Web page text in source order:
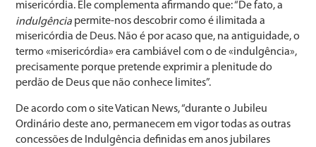
misericórdia. Ele complementa afirmando que: “De fato, a
indulgência permite-nos descobrir como é ilimitada a
misericórdia de Deus. Não é por acaso que, na antiguidade, o
termo «misericórdia» era cambiável com o de «indulgência»,
precisamente porque pretende exprimir a plenitude do
perdão de Deus que não conhece limites”.
De acordo com o site Vatican News, “durante o Jubileu
Ordinário deste ano, permanecem em vigor todas as outras
concessões de Indulgência definidas em anos jubilares